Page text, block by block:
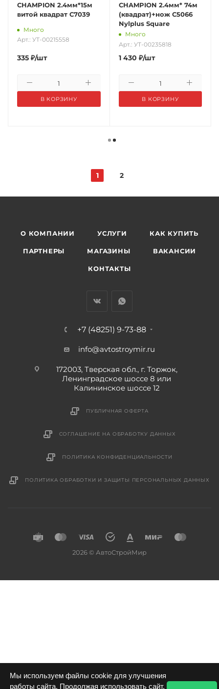
CHAMPION 2.4мм*15м
витой квадрат С7039
Много
Арт.: УТ-00215558
335 ₽/шт
В КОРЗИНУ
CHAMPION 2.4мм* 74м
(квадрат)+нож C5066
Nylplus Square
Много
Арт.: УТ-00235818
1 430 ₽/шт
В КОРЗИНУ
1 2
О КОМПАНИИ УСЛУГИ КАК КУПИТЬ
ПАРТНЕРЫ МАГАЗИНЫ ВАКАНСИИ
КОНТАКТЫ
+7 (48251) 9-73-88
info@avtostroymir.ru
172003, Тверская обл., г. Торжок,
Ленинградское шоссе 8 или
Калининское шоссе 12
ПУБЛИЧНАЯ ОФЕРТА
СОГЛАШЕНИЕ НА ОБРАБОТКУ ДАННЫХ
ПОЛИТИКА КОНФИДЕНЦИАЛЬНОСТИ
ПОЛИТИКА ОБРАБОТКИ И ЗАЩИТЫ ПЕРСОНАЛЬНЫХ ДАННЫХ
2026 © АвтоСтройМир
Мы используем файлы cookie для улучшения
работы сайта. Продолжая использовать сайт,